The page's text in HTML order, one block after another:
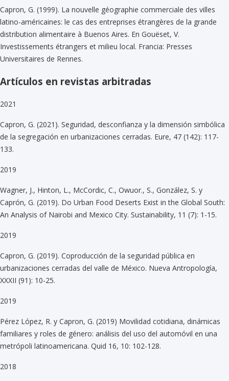
Capron, G. (1999). La nouvelle géographie commerciale des villes
latino-américaines: le cas des entreprises étrangères de la grande
distribution alimentaire à Buenos Aires. En Gouëset, V.
Investissements étrangers et milieu local. Francia: Presses
Universitaires de Rennes.
Artículos en revistas arbitradas
2021
Capron, G. (2021). Seguridad, desconfianza y la dimensión simbólica
de la segregación en urbanizaciones cerradas. Eure, 47 (142): 117-
133.
2019
Wagner, J., Hinton, L., McCordic, C., Owuor., S., González, S. y
Caprón, G. (2019). Do Urban Food Deserts Exist in the Global South:
An Analysis of Nairobi and Mexico City. Sustainability, 11 (7): 1-15.
2019
Capron, G. (2019). Coproducción de la seguridad pública en
urbanizaciones cerradas del valle de México. Nueva Antropología,
XXXII (91): 10-25.
2019
Pérez López, R. y Capron, G. (2019) Movilidad cotidiana, dinámicas
familiares y roles de género: análisis del uso del automóvil en una
metrópoli latinoamericana. Quid 16, 10: 102-128.
2018